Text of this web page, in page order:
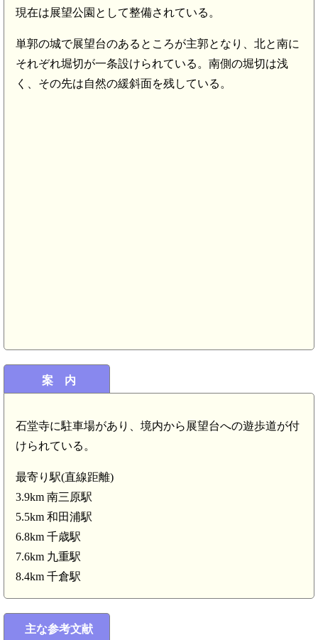
現在は展望公園として整備されている。
単郭の城で展望台のあるところが主郭となり、北と南に
それぞれ堀切が一条設けられている。南側の堀切は浅
く、その先は自然の緩斜面を残している。
案 内
石堂寺に駐車場があり、境内から展望台への遊歩道が付
けられている。
最寄り駅(直線距離)
3.9km 南三原駅
5.5km 和田浦駅
6.8km 千歳駅
7.6km 九重駅
8.4km 千倉駅
主な参考文献